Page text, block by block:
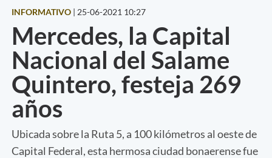
INFORMATIVO | 25-06-2021 10:27
Mercedes, la Capital
Nacional del Salame
Quintero, festeja 269
años
Ubicada sobre la Ruta 5, a 100 kilómetros al oeste de
Capital Federal, esta hermosa ciudad bonaerense fue